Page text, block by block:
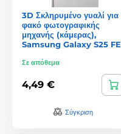
3D Σκληρυμένο γυαλί για
φακό φωτογραφικής
μηχανής (κάμερας),
Samsung Galaxy S25 FE
Σε απόθεμα
4,49 €
Σύγκριση